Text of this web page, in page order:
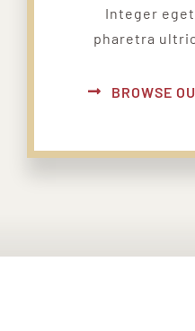
Integer
pharetra
BROWSE